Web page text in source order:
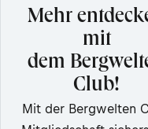
Mehr
mit
dem
Club!
Mit der Bergwelten